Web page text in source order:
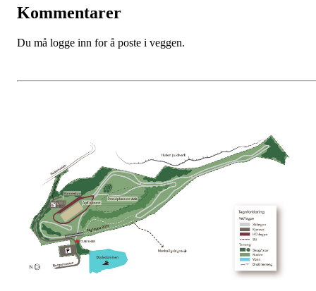
Kommentarer
Du må logge inn for å poste i veggen.